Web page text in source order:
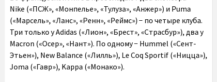
Nike («ПСЖ», «Монпелье», «Тулуза», «Анжер») и Puma
(«Марсель», «Ланс», «Ренн», «Реймс») − по четыре клуба.
Три только у Adidas («Лион», «Брест», «Страсбур»), два у
Macron («Осер», «Нант»). По одному − Hummel («Сент-
Этьен»), New Balance («Лилль»), Le Coq Sportif («Ницца»),
Joma («Гавр»), Kappa («Монако»).